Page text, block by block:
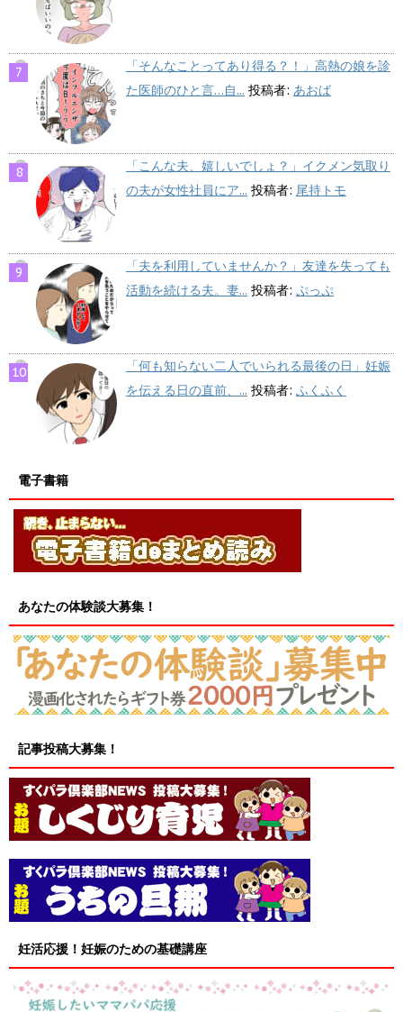
「そんなことってあり得る？！」高熱の娘を診
た医師のひと言…自... 投稿者: あおば
「こんな夫、嬉しいでしょ？」イクメン気取り
の夫が女性社員にア... 投稿者: 尾持トモ
「夫を利用していませんか？」友達を失っても
活動を続ける夫。妻... 投稿者: ぷっぷ
「何も知らない二人でいられる最後の日」妊娠
を伝える日の直前、... 投稿者: ふくふく
電子書籍
あなたの体験談大募集！
記事投稿大募集！
妊活応援！妊娠のための基礎講座